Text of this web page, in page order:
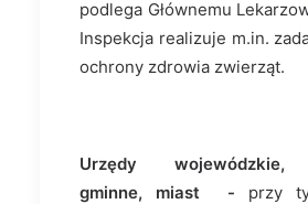
podlega Głównemu
Inspekcja realizuje m.in.
ochrony zdrowia zwierząt.
Urzędy wojewódzkie,
gminne, miast - przy